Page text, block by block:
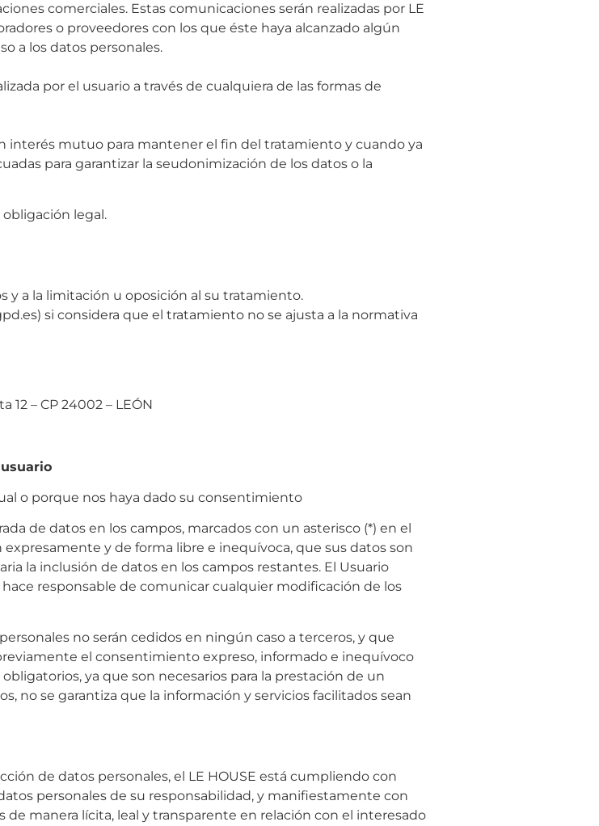
comerciales. Estas comunicaciones serán realizadas por LE
o proveedores con los que éste haya alcanzado algún
a los datos personales.
por el usuario a través de cualquiera de las formas de
interés mutuo para mantener el fin del tratamiento y cuando ya
para garantizar la seudonimización de los datos o la
obligación legal.
y a la limitación u oposición al su tratamiento.
si considera que el tratamiento no se ajusta a la normativa
12 – CP 24002 – LEÓN
o porque nos haya dado su consentimiento
de datos en los campos, marcados con un asterisco (*) en el
y de forma libre e inequívoca, que sus datos son
la inclusión de datos en los campos restantes. El Usuario
hace responsable de comunicar cualquier modificación de los
no serán cedidos en ningún caso a terceros, y que
el consentimiento expreso, informado e inequívoco
ya que son necesarios para la prestación de un
no se garantiza que la información y servicios facilitados sean
de datos personales, el LE HOUSE está cumpliendo con
personales de su responsabilidad, y manifiestamente con
de manera lícita, leal y transparente en relación con el interesado